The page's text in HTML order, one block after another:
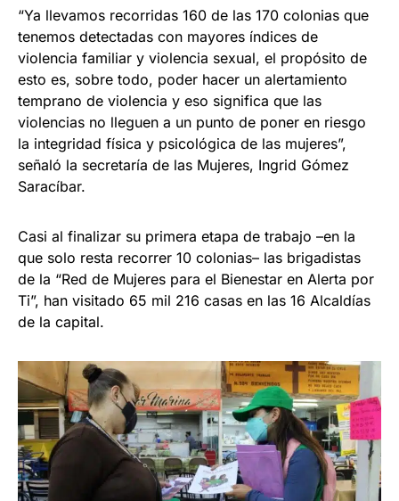
“Ya llevamos recorridas 160 de las 170 colonias que
tenemos detectadas con mayores índices de
violencia familiar y violencia sexual, el propósito de
esto es, sobre todo, poder hacer un alertamiento
temprano de violencia y eso significa que las
violencias no lleguen a un punto de poner en riesgo
la integridad física y psicológica de las mujeres”,
señaló la secretaría de las Mujeres, Ingrid Gómez
Saracíbar.
Casi al finalizar su primera etapa de trabajo –en la
que solo resta recorrer 10 colonias– las brigadistas
de la “Red de Mujeres para el Bienestar en Alerta por
Ti”, han visitado 65 mil 216 casas en las 16 Alcaldías
de la capital.